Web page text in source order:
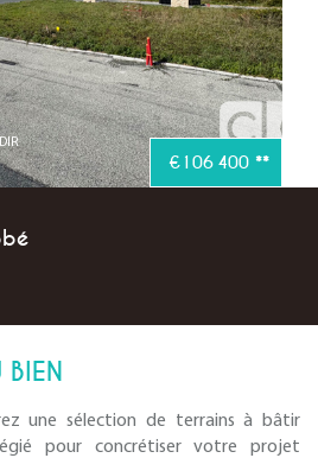
€106 400 **
BIEN
une sélection de terrains à bâtir
pour concrétiser votre projet